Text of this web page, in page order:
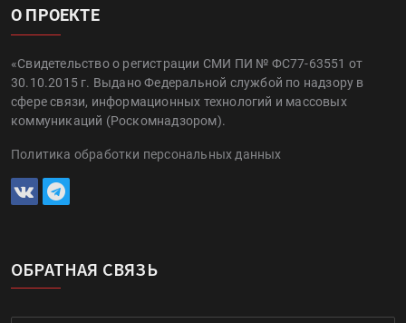
О ПРОЕКТЕ
«Свидетельство о регистрации СМИ ПИ № ФС77-63551 от
30.10.2015 г. Выдано Федеральной службой по надзору в
сфере связи, информационных технологий и массовых
коммуникаций (Роскомнадзором).
Политика обработки персональных данных
ОБРАТНАЯ СВЯЗЬ